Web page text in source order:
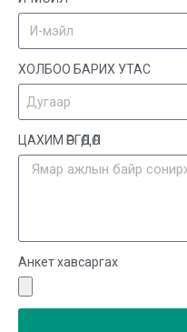
ХОЛБОО БАРИХ УТАС
ЦАХИМ ӨРГӨДӨЛ
Анкет хавсаргах